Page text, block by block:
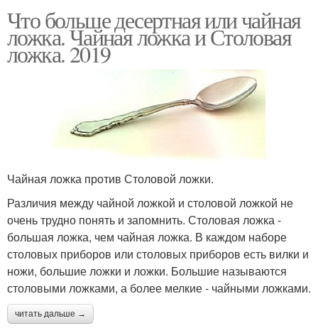
Что больше десертная или чайная
ложка. Чайная ложка и Столовая
ложка. 2019
Чайная ложка против Столовой ложки.
Различия между чайной ложкой и столовой ложкой не
очень трудно понять и запомнить. Столовая ложка -
большая ложка, чем чайная ложка. В каждом наборе
столовых приборов или столовых приборов есть вилки и
ножи, большие ложки и ложки. Большие называются
столовыми ложками, а более мелкие - чайными ложками.
читать дальше →